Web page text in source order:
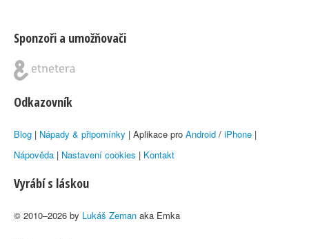
Sponzoři a umožňovači
Odkazovník
Blog | Nápady & připomínky | Aplikace pro Android / iPhone |
Nápověda | Nastavení cookies | Kontakt
Vyrábí s láskou
© 2010–2026 by Lukáš Zeman aka Emka